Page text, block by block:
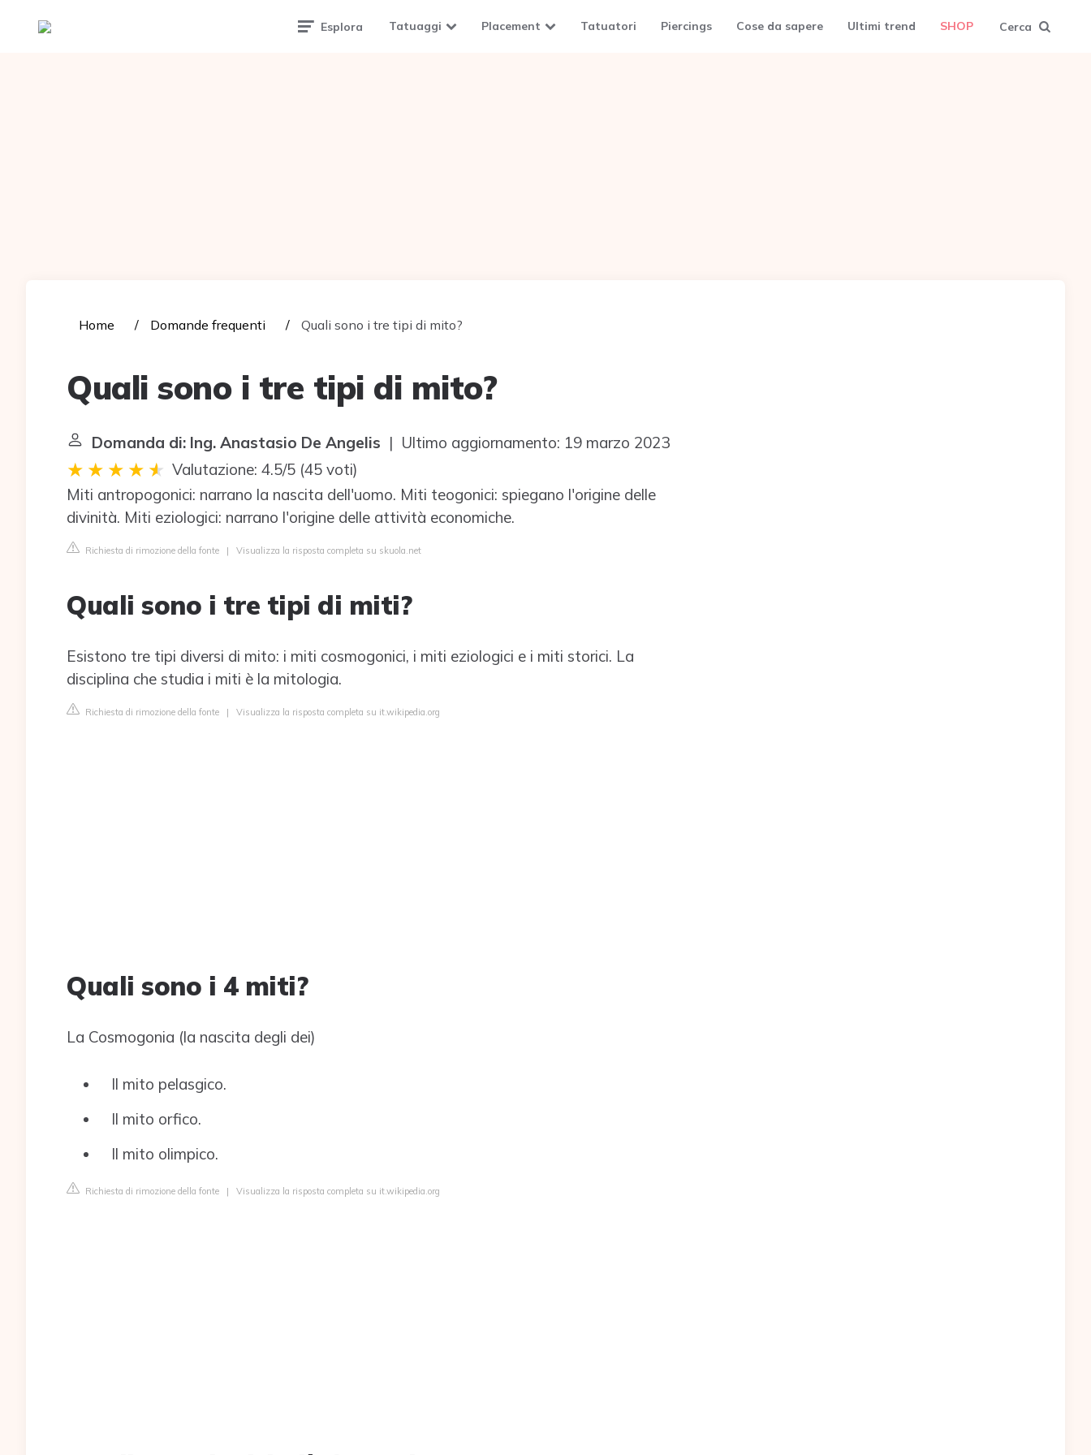
Tattoomuse.it Esplora Tatuaggi Placement Tatuatori Piercings Cose da sapere Ultimi trend SHOP Cerca
Home Domande frequenti Quali sono i tre tipi di mito?
Quali sono i tre tipi di mito?
Domanda di: Ing. Anastasio De Angelis | Ultimo aggiornamento: 19 marzo 2023
Valutazione: 4.5/5 (45 voti)
Miti antropogonici: narrano la nascita dell'uomo. Miti teogonici: spiegano l'origine delle
divinità. Miti eziologici: narrano l'origine delle attività economiche.
Richiesta di rimozione della fonte | Visualizza la risposta completa su skuola.net
Quali sono i tre tipi di miti?
Esistono tre tipi diversi di mito: i miti cosmogonici, i miti eziologici e i miti storici. La
disciplina che studia i miti è la mitologia.
Richiesta di rimozione della fonte | Visualizza la risposta completa su it.wikipedia.org
Quali sono i 4 miti?
La Cosmogonia (la nascita degli dei)
Il mito pelasgico.
Il mito orfico.
Il mito olimpico.
Richiesta di rimozione della fonte | Visualizza la risposta completa su it.wikipedia.org